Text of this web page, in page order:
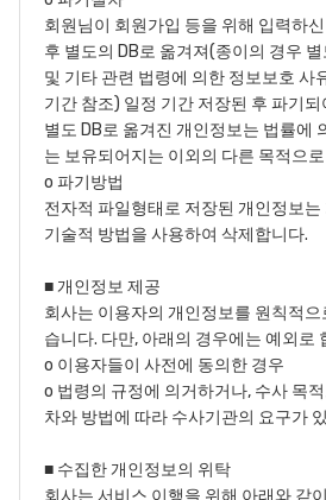
회원님이 회원가입 등을 위해 입력하
후 별도의 DB로 옮겨져(종이의 경우
및 기타 관련 법령에 의한 정보보호 사
기간 참조) 일정 기간 저장된 후 파기되
별도 DB로 옮겨진 개인정보는 법률에
는 보유되어지는 이외의 다른 목적으
o 파기방법
전자적 파일형태로 저장된 개인정보
기술적 방법을 사용하여 삭제합니다.
■ 개인정보 제공
회사는 이용자의 개인정보를 원칙적
습니다. 다만, 아래의 경우에는 예외로
o 이용자들이 사전에 동의한 경우
o 법령의 규정에 의거하거나, 수사 목
차와 방법에 따라 수사기관의 요구가
■ 수집한 개인정보의 위탁